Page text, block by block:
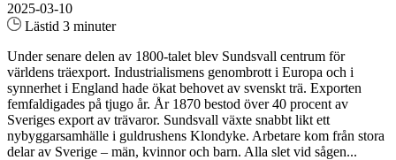
2025-03-10
Lästid 3 minuter
Under senare delen av 1800-talet blev Sundsvall centrum för
världens träexport. Industrialismens genombrott i Europa och i
synnerhet i England hade ökat behovet av svenskt trä. Exporten
femfaldigades på tjugo år. År 1870 bestod över 40 procent av
Sveriges export av trävaror. Sundsvall växte snabbt likt ett
nybyggarsamhälle i guldrushens Klondyke. Arbetare kom från stora
delar av Sverige – män, kvinnor och barn. Alla slet vid sågen...